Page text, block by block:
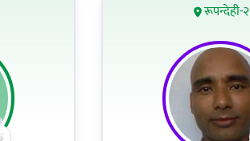
रूपन्देही-२